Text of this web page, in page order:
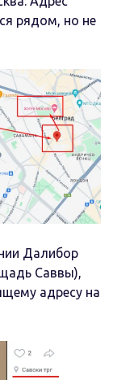
рядом, но не
Далибор
Саввы),
адресу на